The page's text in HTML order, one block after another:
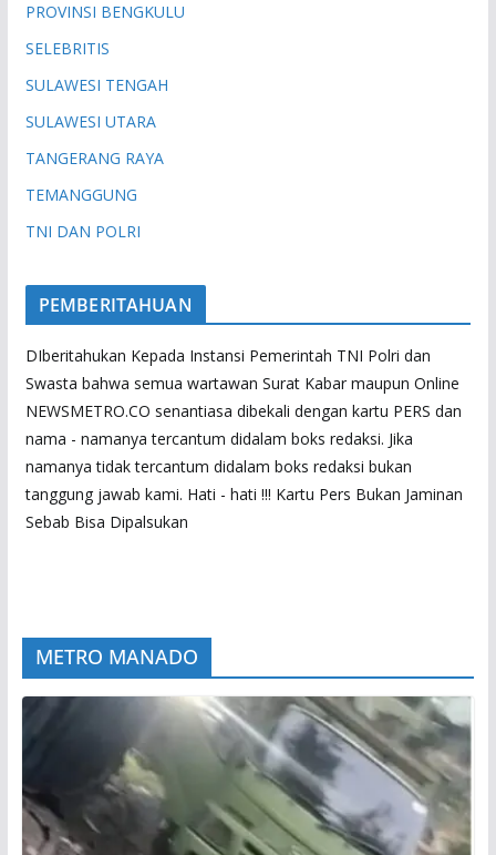
PROVINSI BENGKULU
SELEBRITIS
SULAWESI TENGAH
SULAWESI UTARA
TANGERANG RAYA
TEMANGGUNG
TNI DAN POLRI
PEMBERITAHUAN
DIberitahukan Kepada Instansi Pemerintah TNI Polri dan
Swasta bahwa semua wartawan Surat Kabar maupun Online
NEWSMETRO.CO senantiasa dibekali dengan kartu PERS dan
nama - namanya tercantum didalam boks redaksi. Jika
namanya tidak tercantum didalam boks redaksi bukan
tanggung jawab kami. Hati - hati !!! Kartu Pers Bukan Jaminan
Sebab Bisa Dipalsukan
METRO MANADO